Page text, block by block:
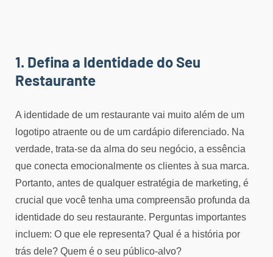
1. Defina a Identidade do Seu
Restaurante
A identidade de um restaurante vai muito além de um
logotipo atraente ou de um cardápio diferenciado. Na
verdade, trata-se da alma do seu negócio, a essência
que conecta emocionalmente os clientes à sua marca.
Portanto, antes de qualquer estratégia de marketing, é
crucial que você tenha uma compreensão profunda da
identidade do seu restaurante. Perguntas importantes
incluem: O que ele representa? Qual é a história por
trás dele? Quem é o seu público-alvo?